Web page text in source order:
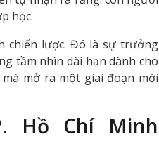
học.
chiến lược. Đó là sự trưởng
tầm nhìn dài hạn dành cho
mở ra một giai đoạn mới
Hồ Chí Minh